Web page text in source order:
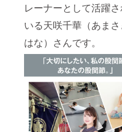
レーナーとして活躍
いる天咲千華（あまさ
はな）さんです。